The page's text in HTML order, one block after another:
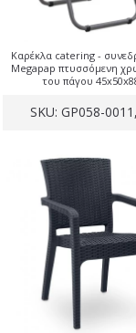
SKU: GP058-
Καρέκλα catering -
Megapap πτυσσόμενη
του πάγου